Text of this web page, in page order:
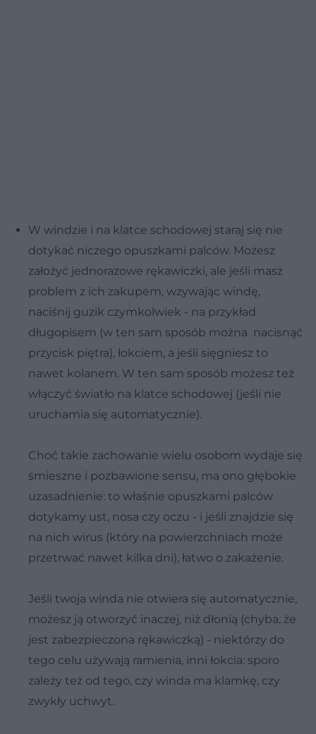
W windzie i na klatce schodowej staraj się nie
dotykać niczego opuszkami palców. Możesz
założyć jednorazowe rękawiczki, ale jeśli masz
problem z ich zakupem, wzywając windę,
naciśnij guzik czymkolwiek - na przykład
długopisem (w ten sam sposób można nacisnąć
przycisk piętra), łokciem, a jeśli sięgniesz to
nawet kolanem. W ten sam sposób możesz też
włączyć światło na klatce schodowej (jeśli nie
uruchamia się automatycznie).
Choć takie zachowanie wielu osobom wydaje się
śmieszne i pozbawione sensu, ma ono głębokie
uzasadnienie: to właśnie opuszkami palców
dotykamy ust, nosa czy oczu - i jeśli znajdzie się
na nich wirus (który na powierzchniach może
przetrwać nawet kilka dni), łatwo o zakażenie.
Jeśli twoja winda nie otwiera się automatycznie,
możesz ją otworzyć inaczej, niż dłonią (chyba, że
jest zabezpieczona rękawiczką) - niektórzy do
tego celu używają ramienia, inni łokcia: sporo
zależy też od tego, czy winda ma klamkę, czy
zwykły uchwyt.